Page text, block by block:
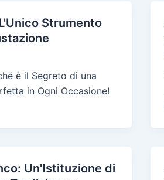
Strumento
è il Segreto di una
in Ogni Occasione!
Un'Istituzione di